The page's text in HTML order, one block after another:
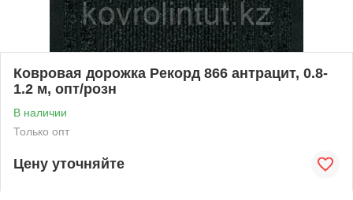
Ковровая дорожка Рекорд 866 антрацит, 0.8-
1.2 м, опт/розн
В наличии
Только опт
Цену уточняйте